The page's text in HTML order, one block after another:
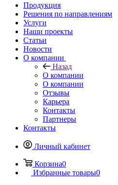
Продукция
Решения по направлениям
Услуги
Наши проекты
Статьи
Новости
О компании
Назад
О компании
О компании
Отзывы
Карьера
Контакты
Партнеры
Контакты
Личный кабинет
Корзина0
Избранные товары0